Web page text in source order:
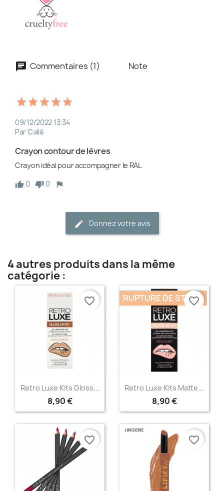
Commentaires (1) Note
09/12/2022 13:34
Par Callé
Crayon contour de lèvres
Crayon idéal pour accompagner le RAL
0
0
Donnez votre avis
4 autres produits dans la même
catégorie :
Aperçu rapide
Retro Luxe Kits Gloss...
8,90 €
favorite_border
Aperçu rapide
Retro Luxe Kits Matte...
8,90 €
RUPTURE DE STOCK
favorite_border
favorite_border favorite_border